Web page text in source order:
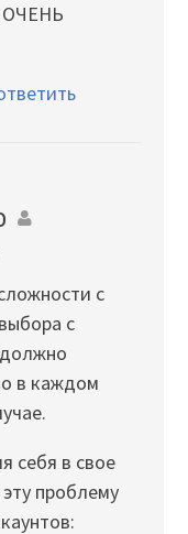
ОЧЕНЬ
с
с
в каждом
себя в свое
проблему